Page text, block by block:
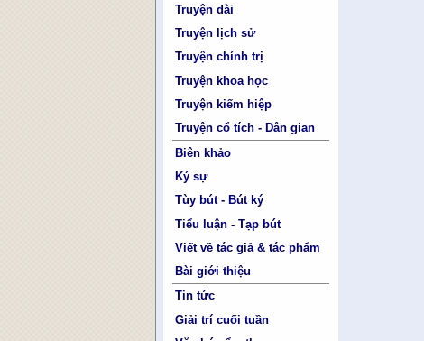
Truyện dài
Truyện lịch sử
Truyện chính trị
Truyện khoa học
Truyện kiếm hiệp
Truyện cổ tích - Dân gian
Biên khảo
Ký sự
Tùy bút - Bút ký
Tiểu luận - Tạp bút
Viết về tác giả & tác phẩm
Bài giới thiệu
Tin tức
Giải trí cuối tuần